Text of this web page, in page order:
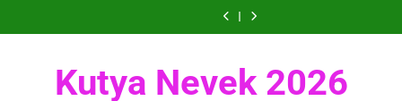
a
héten
kezdj
el
fizikailag
szeretettel,
amit
már
héten
kezdj
el
amik
egész
Kutya Nevek 2026